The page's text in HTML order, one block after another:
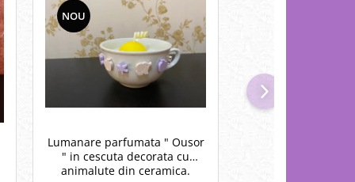
NOU
Lumanare parfumata " Ousor
" in cescuta decorata cu
animalute din ceramica.
NOU